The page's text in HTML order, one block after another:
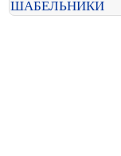
ШАБЕЛЬНИКИ